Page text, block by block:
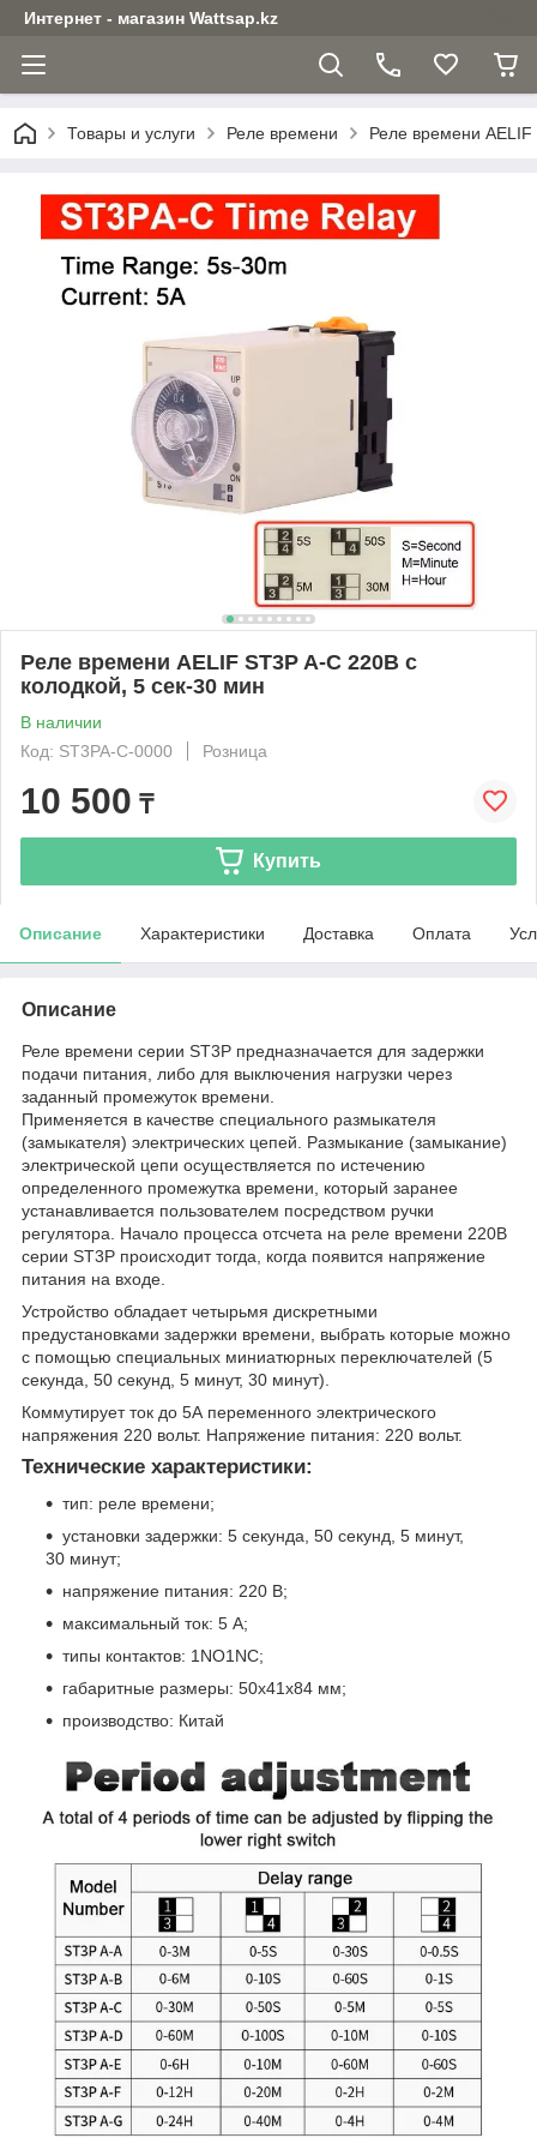
Интернет - магазин Wattsap.kz
Товары и услуги Реле времени Реле времени
Реле времени AELIF ST3P A-С 220В с
колодкой, 5 сек-30 мин
В наличии
Код: ST3PA-С-0000
Розница
10 500 ₸
Купить
Описание Характеристики Доставка Оплата
Описание
Реле времени серии ST3P предназначается для задержки
подачи питания, либо для выключения нагрузки через
заданный промежуток времени.
Применяется в качестве специального размыкателя
(замыкателя) электрических цепей. Размыкание (замыкание)
электрической цепи осуществляется по истечению
определенного промежутка времени, который заранее
устанавливается пользователем посредством ручки
регулятора. Начало процесса отсчета на реле времени 220В
серии ST3P происходит тогда, когда появится напряжение
питания на входе.
Устройство обладает четырьмя дискретными
предустановками задержки времени, выбрать которые можно
с помощью специальных миниатюрных переключателей (5
секунда, 50 секунд, 5 минут, 30 минут).
Коммутирует ток до 5А переменного электрического
напряжения 220 вольт. Напряжение питания: 220 вольт.
Технические характеристики:
тип: реле времени;
установки задержки: 5 секунда, 50 секунд, 5 минут,
30 минут;
напряжение питания: 220 В;
максимальный ток: 5 А;
типы контактов: 1NO1NC;
габаритные размеры: 50x41x84 мм;
производство: Китай